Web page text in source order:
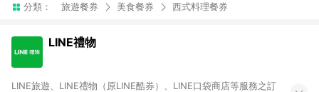
分類： 旅遊餐券 美食餐券 西式料理餐券
LINE禮物
LINE旅遊、LINE禮物（原LINE酷券）、LINE口袋商店等服務之訂